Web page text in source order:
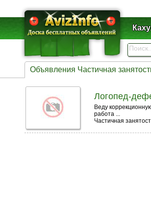
Объявления Частичная
Логопед-
Веду
работа ...
Частичная